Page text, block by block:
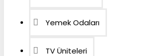
Yemek Odaları
TV Üniteleri